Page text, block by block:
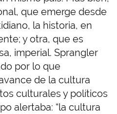
que emerge desde
la historia, en
y otra, que es
imperial. Sprangler
por lo que
de la cultura
culturales y políticos
alertaba: “la cultura